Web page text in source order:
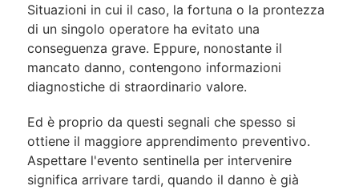
Situazioni in cui il caso, la fortuna o la prontezza
di un singolo operatore ha evitato una
conseguenza grave. Eppure, nonostante il
mancato danno, contengono informazioni
diagnostiche di straordinario valore.
Ed è proprio da questi segnali che spesso si
ottiene il maggiore apprendimento preventivo.
Aspettare l'evento sentinella per intervenire
significa arrivare tardi, quando il danno è già